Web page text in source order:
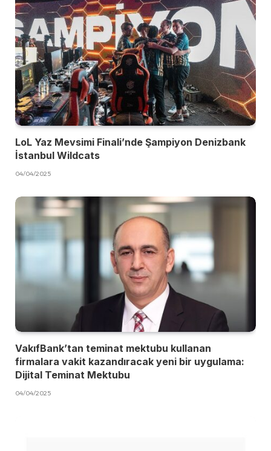
LoL Yaz Mevsimi Finali’nde Şampiyon Denizbank
İstanbul Wildcats
04/04/2025
VakıfBank’tan teminat mektubu kullanan
firmalara vakit kazandıracak yeni bir uygulama:
Dijital Teminat Mektubu
04/04/2025